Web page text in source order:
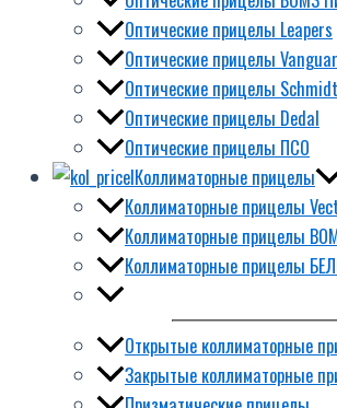
Оптические прицелы Leapers
Оптические прицелы
Оптические прицелы
Оптические прицелы Dedal
Оптические прицелы ПСО
Коллиматорные прицелы
Коллиматорные прицелы
Коллиматорные прицелы
Коллиматорные прицелы
Открытые коллиматорные
Закрытые коллиматорные